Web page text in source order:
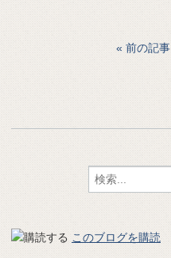
前の記事
このブログを購読